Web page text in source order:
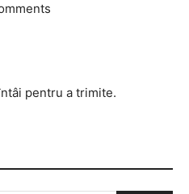
pentru a trimite.